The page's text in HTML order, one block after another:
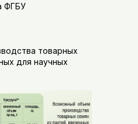
ФГБУ
товарных
для научных